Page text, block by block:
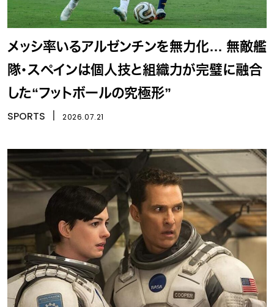
メッシ率いるアルゼンチンを無力化… 無敵艦
隊・スペインは個人技と組織力が完璧に融合
した“フットボールの究極形”
SPORTS 2026.07.21